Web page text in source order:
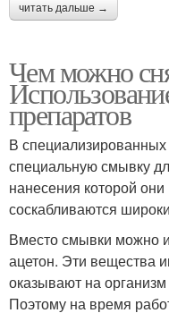
читать дальше →
Чем можно
препаратов
В
специальную смывку
нанесения которой
соскабливаются
Вместо смывки можно
ацетон. Эти вещества
оказывают на организм
Поэтому на время